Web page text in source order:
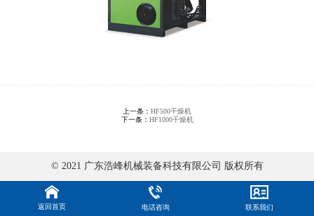
上一条： HF500干燥机
下一条： HF1000干燥机
© 2021 广东浩峰机械装备科技有限公司 版权所有
返回首页 电话咨询 联系我们